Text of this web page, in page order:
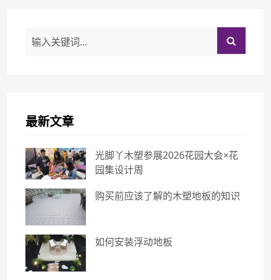
最新文章
光脚丫木塑参展2026花园大会×花
园集设计周
购买前应该了解的木塑地板的知识
如何安装浮动地板